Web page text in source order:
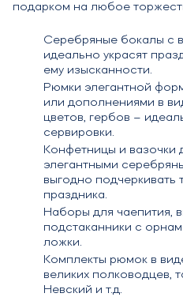
подарком на любое
Серебряные бокалы с
идеально украсят
ему изысканности.
Рюмки элегантной
или дополнениями в
цветов, гербов –
сервировки.
Конфетницы и вазочки
элегантными
выгодно подчеркивать
праздника.
Наборы для чаепития,
подстаканники с
ложки.
Комплекты рюмок в
великих полководцев,
Невский и т.д.